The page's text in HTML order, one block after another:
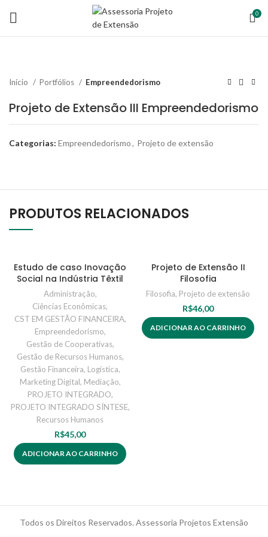
0
Início Portfólios Empreendedorismo
Projeto de Extensão III Empreendedorismo
Categorias: Empreendedorismo, Projeto de extensão
PRODUTOS RELACIONADOS
Estudo de caso Inovação
Social na Indústria Têxtil
Administração,
Ciências Econômicas,
CST EM GESTÃO FINANCEIRA,
Empreendedorismo,
Gestão de Cooperativas,
Gestão de Recursos Humanos,
Gestão Financeira, Logística,
Marketing Digital, Mediação,
PROJETO INTEGRADO,
PROJETO INTEGRADO SÍNTESE,
Recursos Humanos
R$45,00
ADICIONAR AO CARRINHO
Projeto de Extensão II
Filosofia
Filosofia, Projeto de extensão
R$46,00
ADICIONAR AO CARRINHO
Todos os Direitos Reservados. Assessoria Projetos Extensão